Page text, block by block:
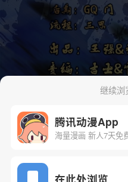
继续浏
腾讯动漫App
海量漫画 新人7天免
在此处浏览